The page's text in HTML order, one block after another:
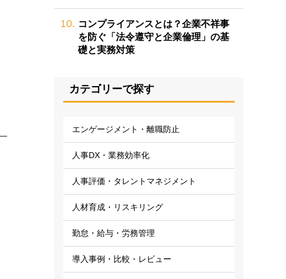
10. コンプライアンスとは？企業不祥事
を防ぐ「法令遵守と企業倫理」の基
礎と実務対策
カテゴリーで探す
エンゲージメント・離職防止
人事DX・業務効率化
人事評価・タレントマネジメント
人材育成・リスキリング
勤怠・給与・労務管理
導入事例・比較・レビュー